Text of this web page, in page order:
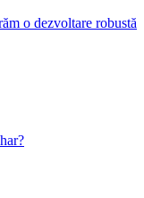
o dezvoltare robustă